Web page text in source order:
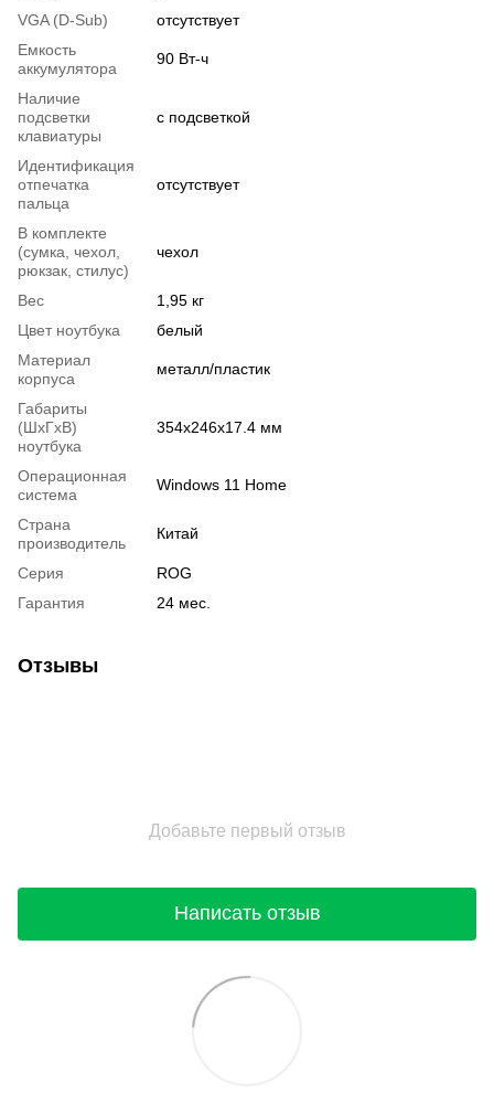
VGA (D-Sub)
отсутствует
Емкость
аккумулятора
90 Вт-ч
Наличие
подсветки
клавиатуры
с подсветкой
Идентификация
отпечатка
пальца
отсутствует
В комплекте
(сумка, чехол,
рюкзак, стилус)
чехол
Вес
1,95 кг
Цвет ноутбука
белый
Материал
корпуса
металл/пластик
Габариты
(ШхГхВ)
ноутбука
354х246х17.4 мм
Операционная
система
Windows 11 Home
Страна
производитель
Китай
Серия
ROG
Гарантия
24 мес.
Отзывы
Добавьте первый отзыв
Написать отзыв